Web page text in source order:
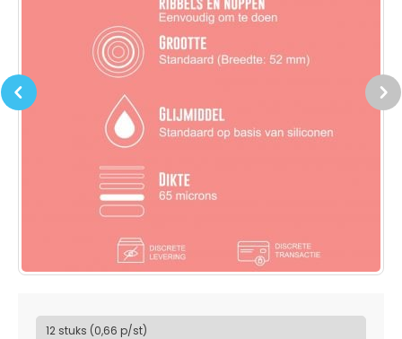
Previous Next
12 stuks (0,66 p/st)